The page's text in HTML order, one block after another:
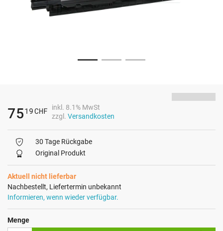
7519CHF
inkl. 8.1% MwSt
zzgl. Versandkosten
30 Tage Rückgabe
Original Produkt
Aktuell nicht lieferbar
Nachbestellt, Liefertermin unbekannt
Informieren, wenn wieder verfügbar.
Menge